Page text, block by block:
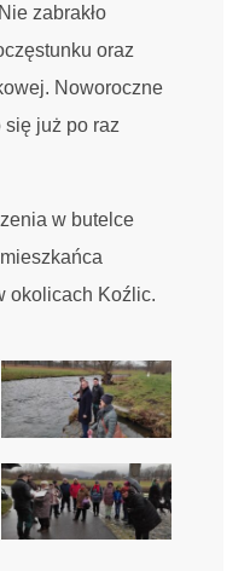
zabrakło
oraz
Noworoczne
się już po raz
w butelce
okolicach Koźlic.